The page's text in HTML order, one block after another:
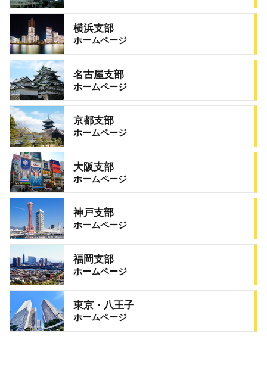
横浜支部
ホームページ
名古屋支部
ホームページ
京都支部
ホームページ
大阪支部
ホームページ
神戸支部
ホームページ
福岡支部
ホームページ
東京・八王子
ホームページ